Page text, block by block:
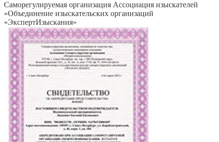
Саморегулируемая организация Ассоциация изыскателей
«Объединение изыскательских организаций
«ЭкспертИзыскания»